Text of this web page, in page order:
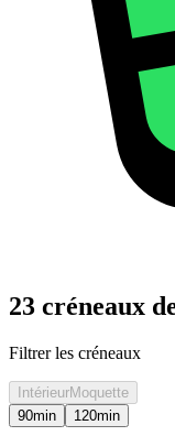
23 créneaux
Filtrer les créneaux
IntérieurMoquette
90min 120min